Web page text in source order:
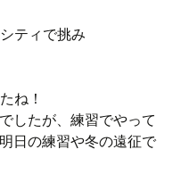
ティで挑み
ね！
したが、練習でやって
日の練習や冬の遠征で